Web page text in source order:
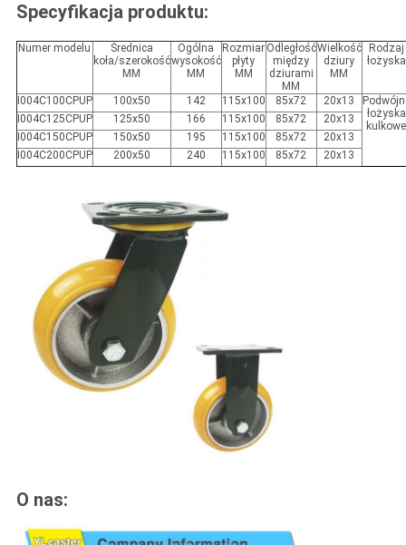
Specyfikacja produktu:
Numer modelu
Średnica
koła/szerokość
MM
Ogólna
wysokość
MM
Rozmiar
płyty
MM
Odległość
między
dziurami
MM
Wielkość
dziury
MM
Rodzaj
łożyska
I004C100CPUP 100x50 142 115x100 85x72 20x13
łożyska
kulkowe
I004C125CPUP 125x50 166 115x100 85x72
20x13
I004C150CPUP
150x50 195 115x100 85x72
20x13
I004C200CPUP
200x50 240 115x100 85x72 20x13
O nas: